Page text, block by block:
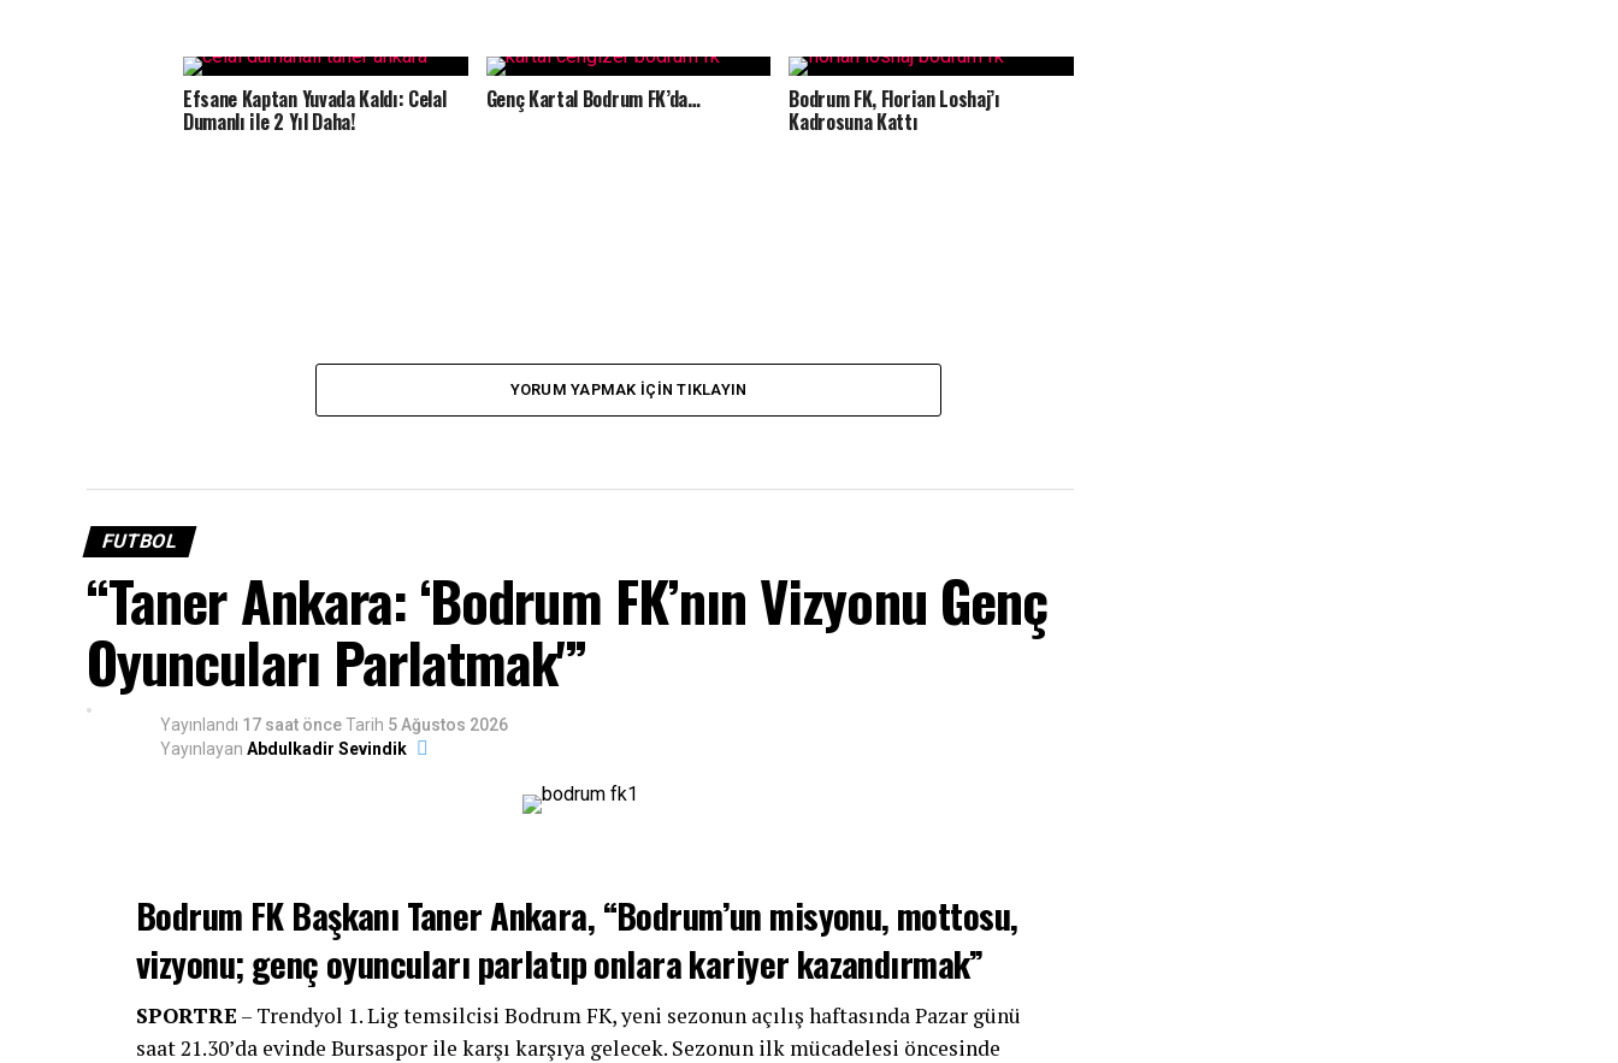
Efsane Kaptan Yuvada Kaldı: Celal
Dumanlı ile 2 Yıl Daha!
Genç Kartal Bodrum FK’da… Bodrum FK, Florian Loshaj’ı
Kadrosuna Kattı
YORUM YAPMAK IÇIN TIKLAYIN
FUTBOL
“Taner Ankara: ‘Bodrum FK’nın Vizyonu Genç
Oyuncuları Parlatmak'”
Yayınlandı 17 saat önceTarih 5 Ağustos 2026
Yayınlayan Abdulkadir Sevindik
Bodrum FK Başkanı Taner Ankara, “Bodrum’un misyonu, mottosu,
vizyonu; genç oyuncuları parlatıp onlara kariyer kazandırmak”
SPORTRE – Trendyol 1. Lig temsilcisi Bodrum FK, yeni sezonun açılış haftasında Pazar günü
saat 21.30’da evinde Bursaspor ile karşı karşıya gelecek. Sezonun ilk mücadelesi öncesinde